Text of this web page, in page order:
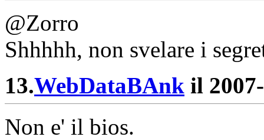
@Zorro
Shhhhh, non svelare i
13.WebDataBAnk il
Non e' il bios.